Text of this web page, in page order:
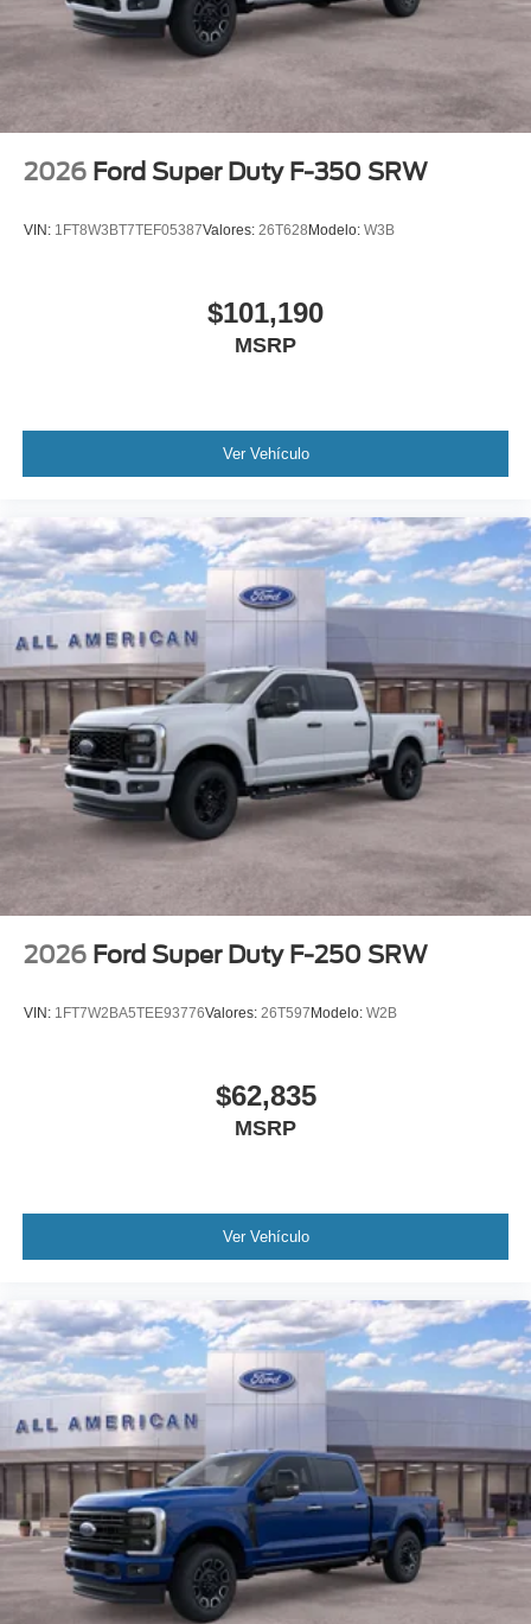
2026 Ford Super Duty F-350 SRW
VIN: 1FT8W3BT7TEF05387Valores: 26T628 Modelo: W3B
$101,190
MSRP
Ver Vehículo
2026 Ford Super Duty F-250 SRW
VIN: 1FT7W2BA5TEE93776Valores: 26T597 Modelo: W2B
$62,835
MSRP
Ver Vehículo